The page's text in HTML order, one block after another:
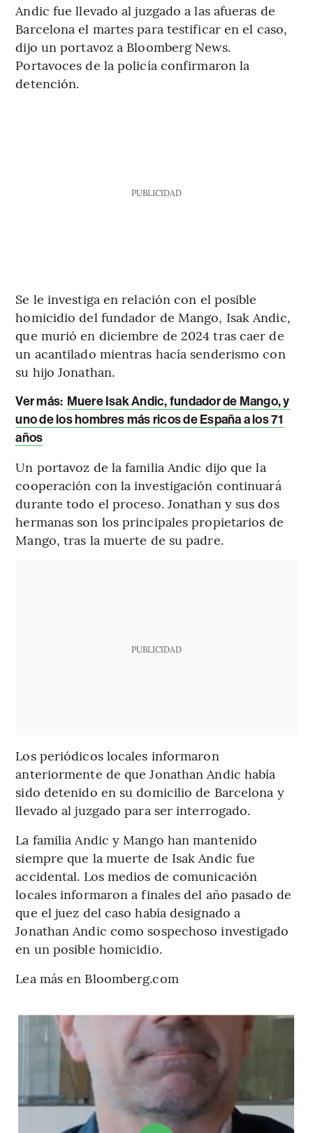
Andic fue llevado al juzgado a las afueras de
Barcelona el martes para testificar en el caso,
dijo un portavoz a Bloomberg News.
Portavoces de la policía confirmaron la
detención.
PUBLICIDAD
Se le investiga en relación con el posible
homicidio del fundador de Mango, Isak Andic,
que murió en diciembre de 2024 tras caer de
un acantilado mientras hacía senderismo con
su hijo Jonathan.
Ver más: Muere Isak Andic, fundador de Mango, y
uno de los hombres más ricos de España a los 71
años
Un portavoz de la familia Andic dijo que la
cooperación con la investigación continuará
durante todo el proceso. Jonathan y sus dos
hermanas son los principales propietarios de
Mango, tras la muerte de su padre.
PUBLICIDAD
Los periódicos locales informaron
anteriormente de que Jonathan Andic había
sido detenido en su domicilio de Barcelona y
llevado al juzgado para ser interrogado.
La familia Andic y Mango han mantenido
siempre que la muerte de Isak Andic fue
accidental. Los medios de comunicación
locales informaron a finales del año pasado de
que el juez del caso había designado a
Jonathan Andic como sospechoso investigado
en un posible homicidio.
Lea más en Bloomberg.com